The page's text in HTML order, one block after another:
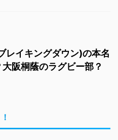
レイキングダウン)の本名
阪桐蔭のラグビー部？